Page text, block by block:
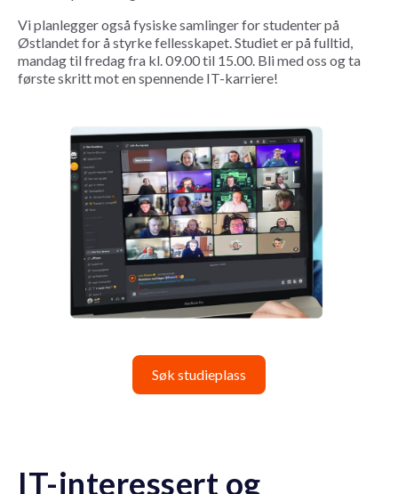
Vi planlegger også fysiske samlinger for studenter på
Østlandet for å styrke fellesskapet. Studiet er på fulltid,
mandag til fredag fra kl. 09.00 til 15.00. Bli med oss og ta
første skritt mot en spennende IT-karriere!
Søk studieplass
IT-interessert og